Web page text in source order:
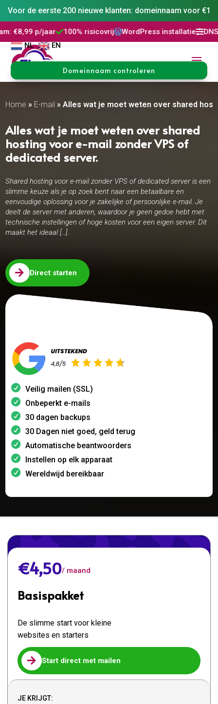
Voor de eerste 200 nieuwe klanten: domeinnaam voor €1
 100% risicovrijWordPress installatieDNS Beheer30
NL
EN
Domeinnaam controleren
Home » E-mail »Alles wat je moet weten over shared
Alles wat je moet weten over shared
hosting voor e-mail zonder VPS of
dedicated server.​
Shared hosting voor e-mail zonder VPS of dedicated server is een
slimme keuze als je op zoek bent naar een betaalbare en
eenvoudige oplossing voor je zakelijke of persoonlijke e-mail. Je
deelt de server met anderen, waardoor je geen gedoe hebt met
technische instellingen of hoge kosten voor een eigen server. Dit
maakt het ideaal […]..
 Direct starten
Veilig mailen (SSL)
Onbeperkt e-mails
30 dagen backups
30 Dagen niet goed, geld terug
Automatische beantwoorders
Instellen op elk apparaat
Wereldwijd bereikbaar
€4,50/ maand
Basispakket
De slimme start voor kleine
websites en starters
 Start direct met mailen
JE KRIJGT: